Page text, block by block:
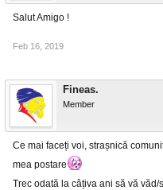
Salut Amigo !
Feb 16, 2019
Fineas.
Member
Ce mai faceți voi, strașnică
mea postare
Trec odată la câțiva ani să vă